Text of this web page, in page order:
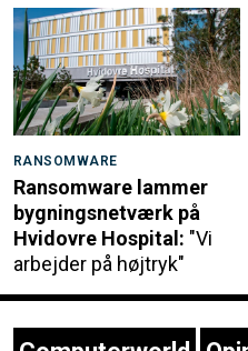
RANSOMWARE
Ransomware lammer
bygningsnetværk på
Hvidovre Hospital: "Vi
arbejder på højtryk"